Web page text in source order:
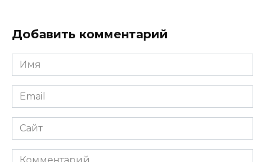
Добавить комментарий
Имя
*
Email
*
Сайт
Комментарий